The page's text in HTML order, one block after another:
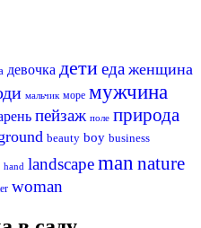
девочка детиеда женщина
мальчик море мужчина
пейзаж поле природа
beauty boy business
hand landscapeman nature
woman